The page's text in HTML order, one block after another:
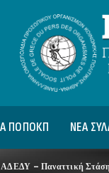
ΠΟΠΟΚΠ ΝΕΑ
ΑΔΕΔΥ – Παναττική Στάση